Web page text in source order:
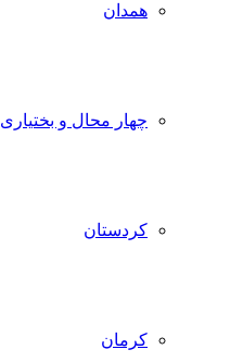
همدان
چهار محال و بختیاری
کردستان
کرمان